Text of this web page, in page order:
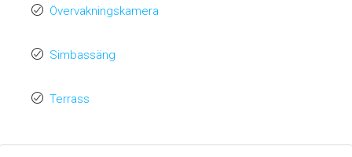
Övervakningskamera
Simbassäng
Terrass